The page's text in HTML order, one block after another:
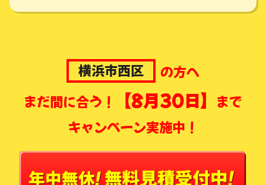
横浜市西区
の方へ
まだ間に合う！
【8月30日】 まで
キャンペーン実施中！